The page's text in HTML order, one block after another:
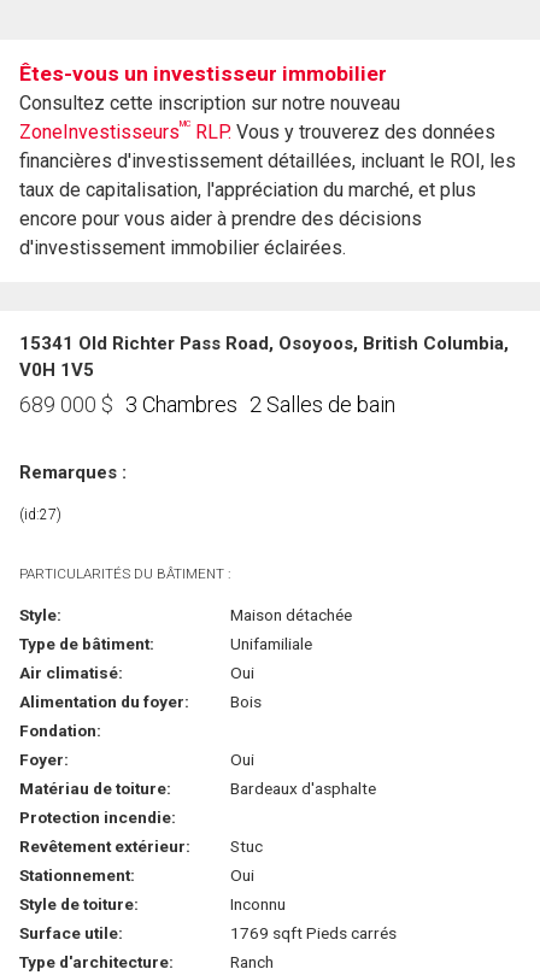
Êtes-vous un investisseur immobilier
Consultez cette inscription sur notre nouveau
ZoneInvestisseursMC RLP. Vous y trouverez des données
financières d'investissement détaillées, incluant le ROI, les
taux de capitalisation, l'appréciation du marché, et plus
encore pour vous aider à prendre des décisions
d'investissement immobilier éclairées.
15341 Old Richter Pass Road, Osoyoos, British Columbia,
V0H 1V5
689 000 $ 3 Chambres 2 Salles de bain
Remarques :
(id:27)
PARTICULARITÉS DU BÂTIMENT :
Style:
Maison détachée
Type de bâtiment:
Unifamiliale
Air climatisé:
Oui
Alimentation du foyer:
Bois
Fondation:
Foyer:
Oui
Matériau de toiture:
Bardeaux d'asphalte
Protection incendie:
Revêtement extérieur:
Stuc
Stationnement:
Oui
Style de toiture:
Inconnu
Surface utile:
1769 sqft Pieds carrés
Type d'architecture:
Ranch